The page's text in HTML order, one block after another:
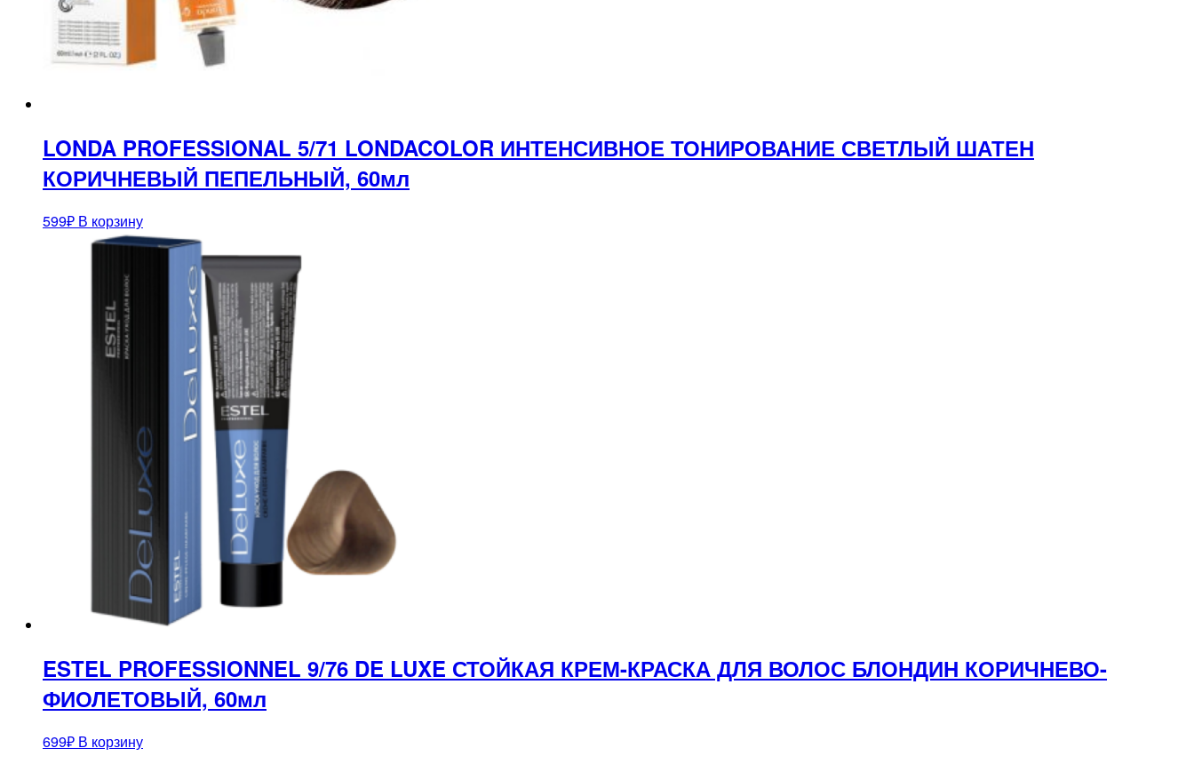
LONDA PROFESSIONAL 5/71 LONDACOLOR ИНТЕНСИВНОЕ ТОНИРОВАНИЕ СВЕТЛЫЙ ШАТЕН
КОРИЧНЕВЫЙ ПЕПЕЛЬНЫЙ, 60мл
599₽ В корзину
ESTEL PROFESSIONNEL 9/76 DE LUXE СТОЙКАЯ КРЕМ-КРАСКА ДЛЯ ВОЛОС БЛОНДИН КОРИЧНЕВО-
ФИОЛЕТОВЫЙ, 60мл
699₽ В корзину